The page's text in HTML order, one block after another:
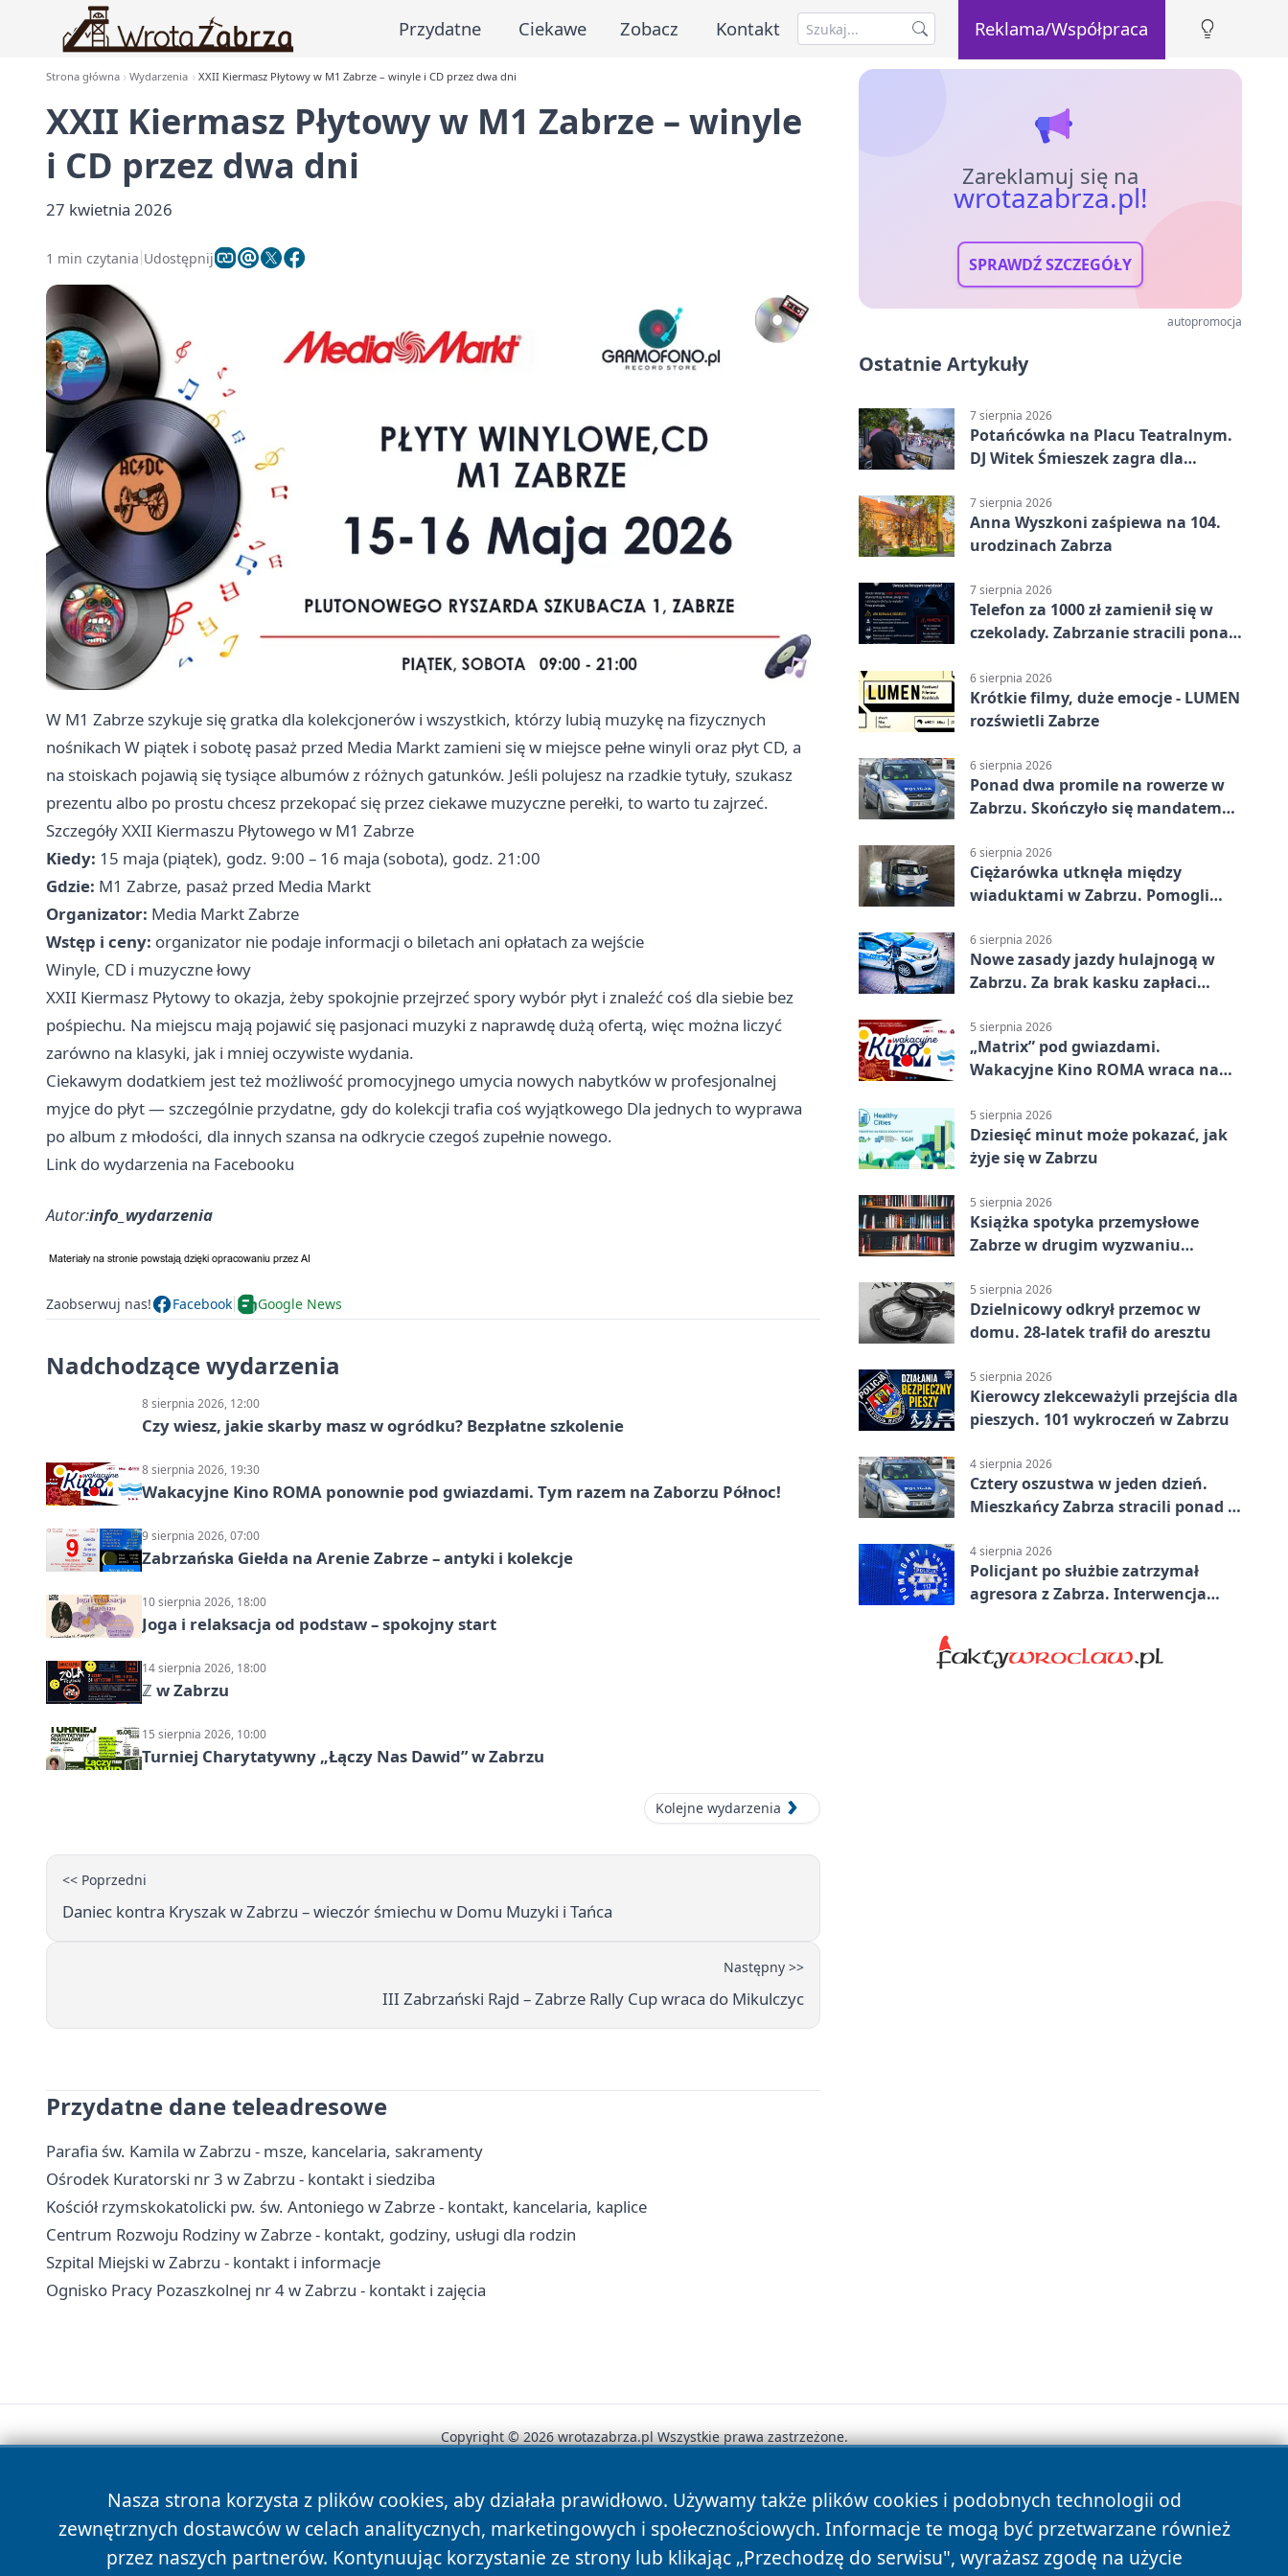
Przydatne Ciekawe Zobacz Kontakt Reklama/Współpraca
Strona główna Wydarzenia XXII Kiermasz Płytowy w M1 Zabrze – winyle i CD przez dwa dni
XXII Kiermasz Płytowy w M1 Zabrze – winyle
i CD przez dwa dni
27 kwietnia 2026
1 min czytania Udostępnij
W M1 Zabrze szykuje się gratka dla kolekcjonerów i wszystkich, którzy lubią muzykę na fizycznych
nośnikach W piątek i sobotę pasaż przed Media Markt zamieni się w miejsce pełne winyli oraz płyt CD, a
na stoiskach pojawią się tysiące albumów z różnych gatunków. Jeśli polujesz na rzadkie tytuły, szukasz
prezentu albo po prostu chcesz przekopać się przez ciekawe muzyczne perełki, to warto tu zajrzeć.
Szczegóły XXII Kiermaszu Płytowego w M1 Zabrze
Kiedy: 15 maja (piątek), godz. 9:00 – 16 maja (sobota), godz. 21:00
Gdzie: M1 Zabrze, pasaż przed Media Markt
Organizator: Media Markt Zabrze
Wstęp i ceny: organizator nie podaje informacji o biletach ani opłatach za wejście
Winyle, CD i muzyczne łowy
XXII Kiermasz Płytowy to okazja, żeby spokojnie przejrzeć spory wybór płyt i znaleźć coś dla siebie bez
pośpiechu. Na miejscu mają pojawić się pasjonaci muzyki z naprawdę dużą ofertą, więc można liczyć
zarówno na klasyki, jak i mniej oczywiste wydania.
Ciekawym dodatkiem jest też możliwość promocyjnego umycia nowych nabytków w profesjonalnej
myjce do płyt — szczególnie przydatne, gdy do kolekcji trafia coś wyjątkowego Dla jednych to wyprawa
po album z młodości, dla innych szansa na odkrycie czegoś zupełnie nowego.
Link do wydarzenia na Facebooku
Autor:info_wydarzenia
Zaobserwuj nas! Facebook Google News
Nadchodzące wydarzenia
8 sierpnia 2026, 12:00
Czy wiesz, jakie skarby masz w ogródku? Bezpłatne szkolenie
8 sierpnia 2026, 19:30
Wakacyjne Kino ROMA ponownie pod gwiazdami. Tym razem na Zaborzu Północ!
9 sierpnia 2026, 07:00
Zabrzańska Giełda na Arenie Zabrze – antyki i kolekcje
10 sierpnia 2026, 18:00
Joga i relaksacja od podstaw – spokojny start
14 sierpnia 2026, 18:00
ℤ w Zabrzu
15 sierpnia 2026, 10:00
Turniej Charytatywny „Łączy Nas Dawid” w Zabrzu
Kolejne wydarzenia
<< Poprzedni
Daniec kontra Kryszak w Zabrzu – wieczór śmiechu w Domu Muzyki i Tańca
Następny >>
III Zabrzański Rajd – Zabrze Rally Cup wraca do Mikulczyc
Przydatne dane teleadresowe
Parafia św. Kamila w Zabrzu - msze, kancelaria, sakramenty
Ośrodek Kuratorski nr 3 w Zabrzu - kontakt i siedziba
Kościół rzymskokatolicki pw. św. Antoniego w Zabrze - kontakt, kancelaria, kaplice
Centrum Rozwoju Rodziny w Zabrze - kontakt, godziny, usługi dla rodzin
Szpital Miejski w Zabrzu - kontakt i informacje
Ognisko Pracy Pozaszkolnej nr 4 w Zabrzu - kontakt i zajęcia
Zareklamuj się na
wrotazabrza.pl!
SPRAWDŹ SZCZEGÓŁY
autopromocja
Ostatnie Artykuły
7 sierpnia 2026
Potańcówka na Placu Teatralnym.
DJ Witek Śmieszek zagra dla
7 sierpnia 2026
Anna Wyszkoni zaśpiewa na 104.
urodzinach Zabrza
7 sierpnia 2026
Telefon za 1000 zł zamienił się w
czekolady. Zabrzanie stracili ponad
6 sierpnia 2026
Krótkie filmy, duże emocje - LUMEN
rozświetli Zabrze
6 sierpnia 2026
Ponad dwa promile na rowerze w
Zabrzu. Skończyło się mandatem
6 sierpnia 2026
Ciężarówka utknęła między
wiaduktami w Zabrzu. Pomogli
6 sierpnia 2026
Nowe zasady jazdy hulajnogą w
Zabrzu. Za brak kasku zapłaci
5 sierpnia 2026
„Matrix” pod gwiazdami.
Wakacyjne Kino ROMA wraca na
5 sierpnia 2026
Dziesięć minut może pokazać, jak
żyje się w Zabrzu
5 sierpnia 2026
Książka spotyka przemysłowe
Zabrze w drugim wyzwaniu
5 sierpnia 2026
Dzielnicowy odkrył przemoc w
domu. 28-latek trafił do aresztu
5 sierpnia 2026
Kierowcy zlekceważyli przejścia dla
pieszych. 101 wykroczeń w Zabrzu
4 sierpnia 2026
Cztery oszustwa w jeden dzień.
Mieszkańcy Zabrza stracili ponad 6
4 sierpnia 2026
Policjant po służbie zatrzymał
agresora z Zabrza. Interwencja
Nasza strona korzysta z plików cookies, aby działała prawidłowo. Używamy także plików cookies i podobnych technologii od
zewnętrznych dostawców w celach analitycznych, marketingowych i społecznościowych. Informacje te mogą być przetwarzane również
przez naszych partnerów. Kontynuując korzystanie ze strony lub klikając „Przechodzę do serwisu", wyrażasz zgodę na użycie
Copyright © 2026 wrotazabrza.pl Wszystkie prawa zastrzeżone.
News Autorzy Polityka Prywatności Polityka Cookies